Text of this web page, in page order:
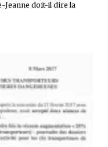
Jeanne doit-il dire la